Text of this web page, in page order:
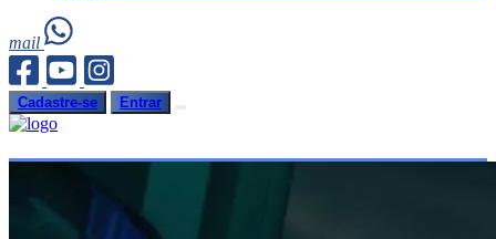
mail
Cadastre-se Entrar